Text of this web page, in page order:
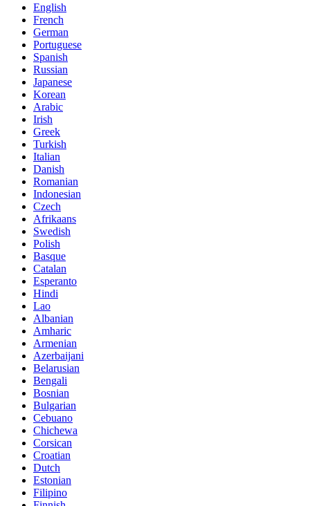
English
French
German
Portuguese
Spanish
Russian
Japanese
Korean
Arabic
Irish
Greek
Turkish
Italian
Danish
Romanian
Indonesian
Czech
Afrikaans
Swedish
Polish
Basque
Catalan
Esperanto
Hindi
Lao
Albanian
Amharic
Armenian
Azerbaijani
Belarusian
Bengali
Bosnian
Bulgarian
Cebuano
Chichewa
Corsican
Croatian
Dutch
Estonian
Filipino